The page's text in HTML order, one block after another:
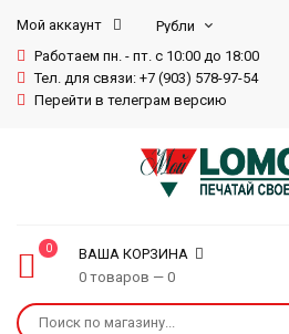
Мой аккаунт
Работаем пн. - пт. с 10:00 до 18:00
Тел. для связи: +7 (903) 578-97-54
Перейти в телеграм версию
0
ВАША КОРЗИНА
0 товаров — 0